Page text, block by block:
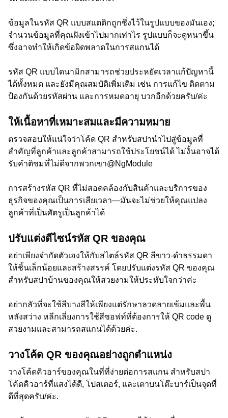
ข้อมูลในรหัส QR แบบสแตติกถูกซึ่งไว้ในรูปแบบของมันเอง;
จำนวนข้อมูลที่คุณฝังเข้าไปมากเท่าไร รูปแบบก็จะดูหนาขึ้น
ซึ่งอาจทำให้เกิดข้อผิดพลาดในการสแกนได้
รหัส QR แบบไดนามิกสามารถช่วยประหยัดเวลาแก้ปัญหานี้
ได้ทั้งหมด และยังมีคุณสมบัติเพิ่มเติม เช่น การแก้ไข ติดตาม
ป้องกันด้วยรหัสผ่าน และการหมดอายุ บวกอีกด้วยครับ/ค่ะ
ให้เนื้อหาที่เหมาะสมและมีความหมาย
ตรวจสอบให้แน่ใจว่าโค้ด QR สำหรับสปานำไปสู่ข้อมูลที่
สำคัญที่ลูกค้าและลูกค้าสามารถใช้ประโยชน์ได้ ไม่งั้นอาจได้
รับคำติชมที่ไม่ดีจากพวกเขา@NgModule
การสร้างรหัส QR ที่ไม่สอดคล้องกับสินค้าและบริการของ
ธุรกิจของคุณเป็นการเสียเวลา—มันจะไม่ช่วยให้คุณแปลง
ลูกค้าที่เป็นศัตรูเป็นลูกค้าได้
ปรับแต่งดีไซน์รหัส QR ของคุณ
อย่าเพียงจำกัดตัวเองให้กับสไตล์รหัส QR สีขาว-ดำธรรมดา
ให้ชิ้นเล็กน้อยและสร้างสรรค์ โดยปรับแต่งรหัส QR ของคุณ
สำหรับสปาบ้านของคุณให้สวยงามให้ประทับใจกว่าค่ะ
อย่ากลัวที่จะใช้สีบางสีให้เพียงแต่รักษาลวดลายเข้มและพื้น
หลังสว่าง หลีกเลี่ยงการใช้สีซอฟท์ที่ต้องการให้ QR code ดู
สวยงามและสามารถสแกนได้ด้วยค่ะ.
วางโค้ด QR ของคุณอย่างถูกตำแหน่ง
วางโค้ดคิวอาร์ของคุณในที่ที่ง่ายต่อการสแกน สำหรับสปา
โค้ดคิวอาร์ที่แสงได้ดี, โปสเตอร์, และเตาบนโต๊ะบาร์เป็นจุดที่
ดีที่สุดครับ/ค่ะ.